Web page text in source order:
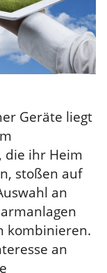
Geräte liegt
die ihr Heim
stoßen auf
an
kombinieren.
an